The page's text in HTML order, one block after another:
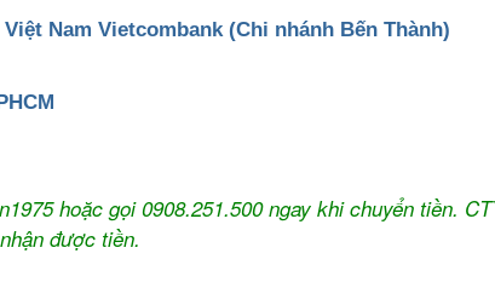
Nam Vietcombank (Chi nhánh Bến Thành)
hoặc gọi 0908.251.500 ngay khi chuyển tiền.
được tiền.